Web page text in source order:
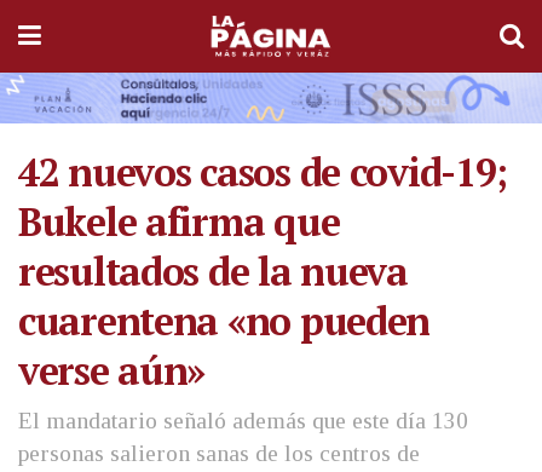
42 nuevos casos de covid-19;
Bukele afirma que
resultados de la nueva
cuarentena «no pueden
verse aún»
El mandatario señaló además que este día 130
personas salieron sanas de los centros de